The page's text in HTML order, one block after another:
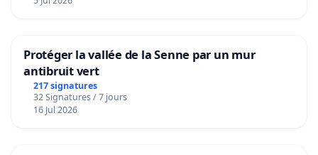
Protéger la vallée de la Senne par un mur
antibruit vert
217 signatures
32 Signatures / 7 jours
16 Jul 2026